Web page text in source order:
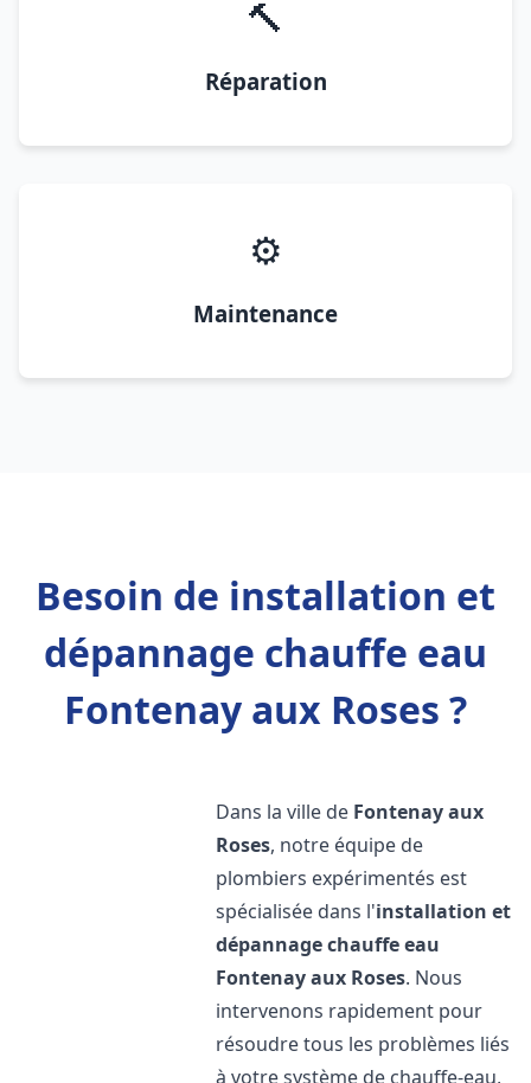
🔨
Réparation
⚙️
Maintenance
Besoin de installation et
dépannage chauffe eau
Fontenay aux Roses ?
Dans la ville de Fontenay aux
Roses, notre équipe de
plombiers expérimentés est
spécialisée dans l'installation et
dépannage chauffe eau
Fontenay aux Roses. Nous
intervenons rapidement pour
résoudre tous les problèmes liés
à votre système de chauffe-eau,